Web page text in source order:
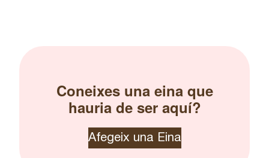
Coneixes una eina que
hauria de ser aquí?
Afegeix una Eina